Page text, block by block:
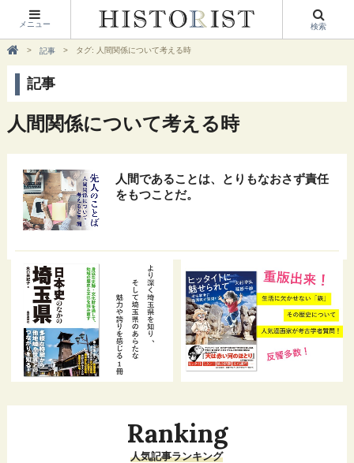
メニュー 検索
記事 タグ: 人間関係について考える時
記事
人間関係について考える時
人間であることは、とりもなおさず責任
をもつことだ。
Ranking
人気記事ランキング